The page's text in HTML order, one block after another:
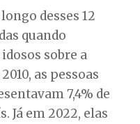
desses 12
quando
sobre a
as pessoas
7,4% de
Já em 2022, elas